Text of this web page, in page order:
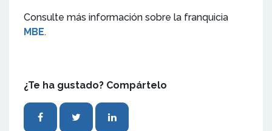
Consulte más información sobre la franquicia
MBE.
¿Te ha gustado? Compártelo